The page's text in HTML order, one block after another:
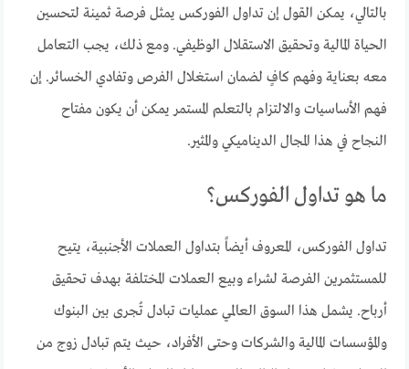
بالتالي، يمكن القول إن تداول الفوركس يمثل فرصة ثمينة لتحسين
الحياة المالية وتحقيق الاستقلال الوظيفي. ومع ذلك، يجب التعامل
معه بعناية وفهم كافٍ لضمان استغلال الفرص وتفادي الخسائر. إن
فهم الأساسيات والالتزام بالتعلم المستمر يمكن أن يكون مفتاح
النجاح في هذا المجال الديناميكي والمثير.
ما هو تداول الفوركس؟
تداول الفوركس، المعروف أيضاً بتداول العملات الأجنبية، يتيح
للمستثمرين الفرصة لشراء وبيع العملات المختلفة بهدف تحقيق
أرباح. يشمل هذا السوق العالمي عمليات تبادل تُجرى بين البنوك
والمؤسسات المالية والشركات وحتى الأفراد، حيث يتم تبادل زوج من